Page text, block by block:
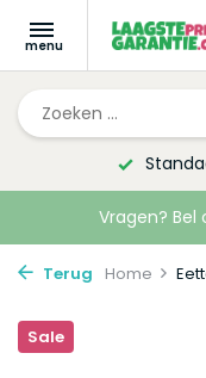
garantie!
Vragen? Bel
Terug Home
Sale